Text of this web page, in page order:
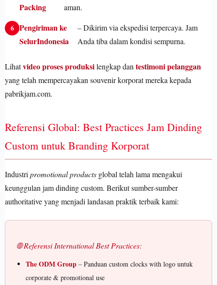
Packing
aman.
Pengiriman ke
SelurIndonesia
– Dikirim via ekspedisi terpercaya. Jam
Anda tiba dalam kondisi sempurna.
Lihatvideo proses produksilengkap dan testimoni pelanggan
yang telah mempercayakan souvenir korporat mereka kepada
pabrikjam.com.
Referensi Global: Best Practices Jam Dinding
Custom untuk Branding Korporat
Industri promotional products global telah lama mengakui
keunggulan jam dinding custom. Berikut sumber-sumber
authoritative yang menjadi landasan praktik terbaik kami:
🌐 Referensi International Best Practices:
The ODM Group – Panduan custom clocks with logo untuk
corporate & promotional use